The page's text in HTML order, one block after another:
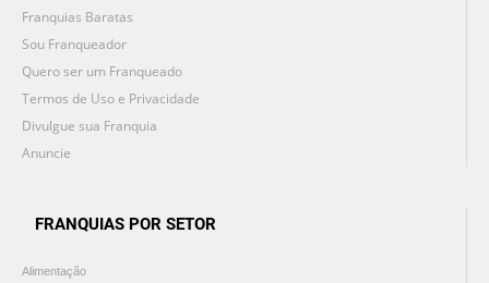
Franquias Baratas
Sou Franqueador
Quero ser um Franqueado
Termos de Uso e Privacidade
Divulgue sua Franquia
Anuncie
FRANQUIAS POR SETOR
Alimentação